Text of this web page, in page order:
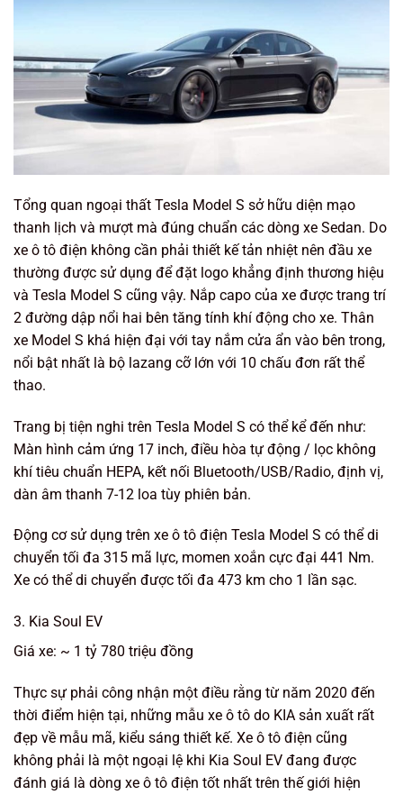
Tổng quan ngoại thất Tesla Model S sở hữu diện mạo
thanh lịch và mượt mà đúng chuẩn các dòng xe Sedan. Do
xe ô tô điện không cần phải thiết kế tản nhiệt nên đầu xe
thường được sử dụng để đặt logo khẳng định thương hiệu
và Tesla Model S cũng vậy. Nắp capo của xe được trang trí
2 đường dập nổi hai bên tăng tính khí động cho xe. Thân
xe Model S khá hiện đại với tay nắm cửa ẩn vào bên trong,
nổi bật nhất là bộ lazang cỡ lớn với 10 chấu đơn rất thể
thao.
Trang bị tiện nghi trên Tesla Model S có thể kể đến như:
Màn hình cảm ứng 17 inch, điều hòa tự động / lọc không
khí tiêu chuẩn HEPA, kết nối Bluetooth/USB/Radio, định vị,
dàn âm thanh 7-12 loa tùy phiên bản.
Động cơ sử dụng trên xe ô tô điện Tesla Model S có thể di
chuyển tối đa 315 mã lực, momen xoắn cực đại 441 Nm.
Xe có thể di chuyển được tối đa 473 km cho 1 lần sạc.
3. Kia Soul EV
Giá xe: ~ 1 tỷ 780 triệu đồng
Thực sự phải công nhận một điều rằng từ năm 2020 đến
thời điểm hiện tại, những mẫu xe ô tô do KIA sản xuất rất
đẹp về mẫu mã, kiểu sáng thiết kế. Xe ô tô điện cũng
không phải là một ngoại lệ khi Kia Soul EV đang được
đánh giá là dòng xe ô tô điện tốt nhất trên thế giới hiện